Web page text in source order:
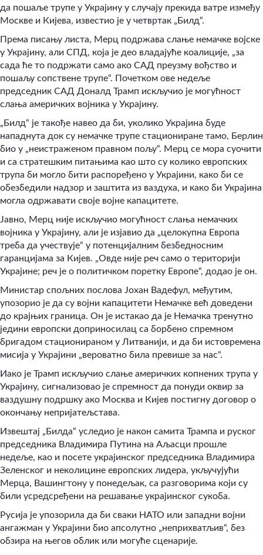
да пошаље трупе у Украјину у случају прекида ватре између
Москве и Кијева, известио је у четвртак „Билд“.
Према писању листа, Мерц подржава слање немачке војске
у Украјину, али СПД, која је део владајуће коалиције, „за
сада ће то подржати само ако САД преузму вођство и
пошаљу сопствене трупе“. Почетком ове недеље
председник САД Доналд Трамп искључио је могућност
слања америчких војника у Украјину.
„Билд“ је такође навео да би, уколико Украјина буде
нападнута док су немачке трупе стациониране тамо, Берлин
био у „неистраженом правном пољу“. Мерц се мора суочити
и са стратешким питањима као што су колико европских
трупа би могло бити распоређено у Украјини, како би се
обезбедили надзор и заштита из ваздуха, и како би Украјина
могла одржавати своје војне капацитете.
Јавно, Мерц није искључио могућност слања немачких
војника у Украјину, али је изјавио да „целокупна Европа
треба да учествује“ у потенцијалним безбедносним
гаранцијама за Кијев. „Овде није реч само о територији
Украјине; реч је о политичком поретку Европе“, додао је он.
Министар спољних послова Јохан Вадефул, међутим,
упозорио је да су војни капацитети Немачке већ доведени
до крајњих граница. Он је истакао да је Немачка тренутно
једини европски доприносилац са борбено спремном
бригадом стационираном у Литванији, и да би истовремена
мисија у Украјини „вероватно била превише за нас“.
Иако је Трамп искључио слање америчких копнених трупа у
Украјину, сигнализовао је спремност да понуди оквир за
ваздушну подршку ако Москва и Кијев постигну договор о
окончању непријатељстава.
Извештај „Билда“ уследио је након самита Трампа и руског
председника Владимира Путина на Аљасци прошле
недеље, као и посете украјинског председника Владимира
Зеленског и неколицине европских лидера, укључујући
Мерца, Вашингтону у понедељак, са разговорима који су
били усредсређени на решавање украјинског сукоба.
Русија је упозорила да би сваки НАТО или западни војни
ангажман у Украјини био апсолутно „неприхватљив“, без
обзира на његов облик или могуће сценарије.